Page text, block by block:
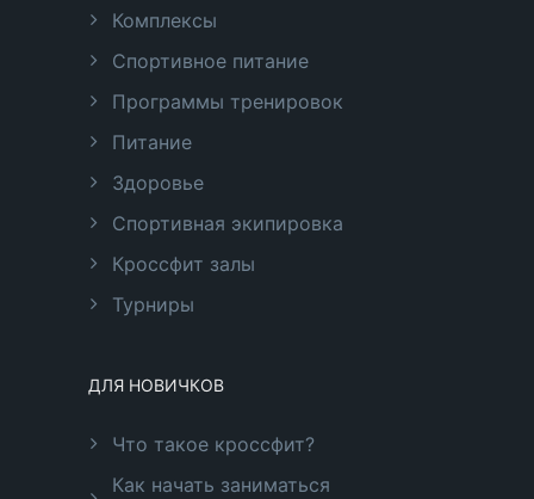
Комплексы
Спортивное питание
Программы тренировок
Питание
Здоровье
Спортивная экипировка
Кроссфит залы
Турниры
ДЛЯ НОВИЧКОВ
Что такое кроссфит?
Как начать заниматься